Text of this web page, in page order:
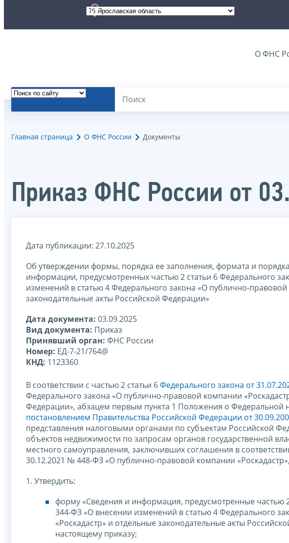
О ФНС
Главная страница О ФНС России Документы
Приказ ФНС России от
Дата публикации: 27.10.2025
Об утверждении формы, порядка ее заполнения, формата и
информации, предусмотренных частью 2 статьи 6 Федерального
изменений в статью 4 Федерального закона «О публично-
законодательные акты Российской Федерации»
Дата документа: 03.09.2025
Вид документа: Приказ
Принявший орган: ФНС России
Номер: ЕД-7-21/764@
КНД: 1123360
В соответствии с частью 2 статьи 6Федерального закона от
Федерального закона «О публично-правовой компании
Федерации», абзацем первым пункта 1 Положения о Федеральной
постановлением Правительства Российской Федерации от
представления налоговыми органами по субъектам Российской
объектов недвижимости по запросам органов государственной
местного самоуправления, заключивших соглашения в
30.12.2021 № 448-ФЗ «О публично-правовой компании
1. Утвердить:
форму «Сведения и информация, предусмотренные частью
344-ФЗ «О внесении изменений в статью 4 Федерального
«Роскадастр» и отдельные законодательные акты
настоящему приказу;